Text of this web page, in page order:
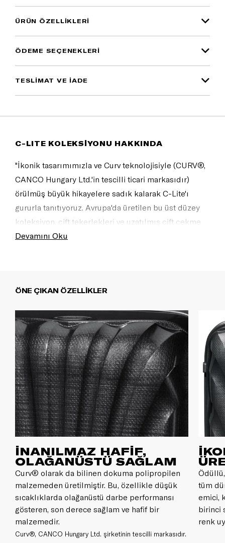
ÜRÜN ÖZELLIKLERI
ÖDEME SEÇENEKLERI
TESLİMAT VE İADE
C-LITE KOLEKSİYONU HAKKINDA
"İkonik tasarımımızla ve Curv teknolojisiyle (CURV®,
CANCO Hungary Ltd.'in tescilli ticari markasıdır)
örülmüş büyük hikayelere sadık kalarak C-Lite'ı
gururla tanıtıyoruz. Avrupa'da üretilen bu üst düzey
koleksiyon, çift tekerlekleri ve uzatılmış çift çekme
kolu sayesinde artık çok daha akıcı bir seyahat
Havayolunuzun XL valizler için boyut ve ağırlık
karşılaşmamak için uçuştan önce lütfen kontrol edin.
Devamını Oku
ÖNE ÇIKAN ÖZELLİKLER
İNANILMAZ HAFİF,
OLAĞANÜSTÜ SAĞLAM
Curv® olarak da bilinen dokuma polipropilen
malzemeden üretilmiştir. Bu, özellikle düşük
sıcaklıklarda olağanüstü darbe performansı
gösteren, son derece sağlam ve hafif bir
malzemedir.
Curv®, CANCO Hungary Ltd. şirketinin tescilli markasıdır.
tüm
emici,
birinci
renk